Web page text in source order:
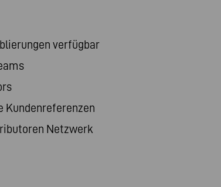
verfügbar
Kundenreferenzen
Netzwerk